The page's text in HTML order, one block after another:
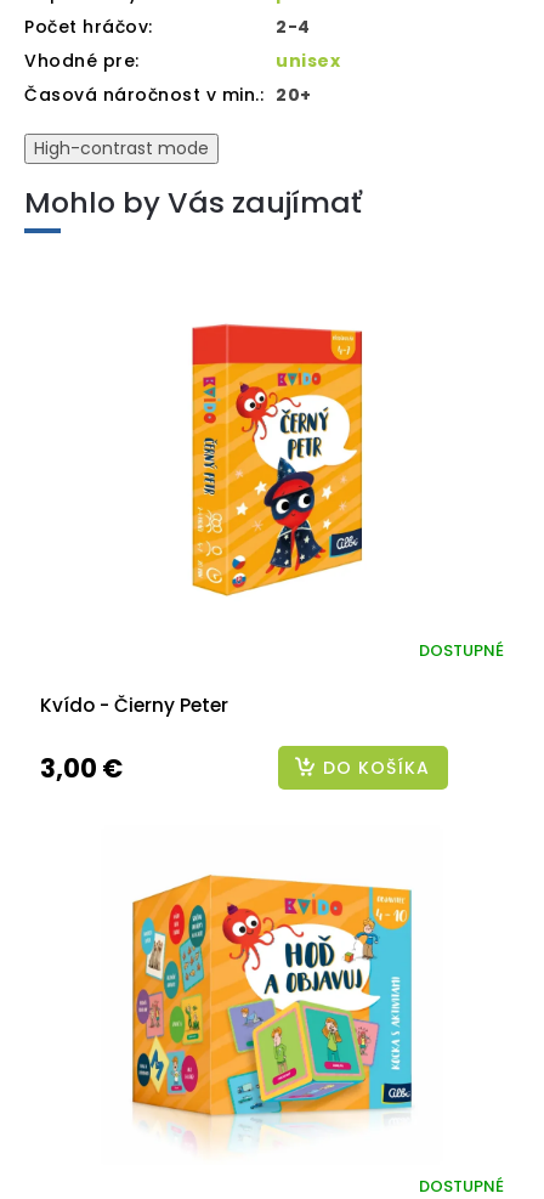
Počet hráčov:
2-4
Vhodné pre:
unisex
Časová náročnost v min.: 20+
High-contrast mode
Mohlo by Vás zaujímať
Kvído - Čierny Peter
DOSTUPNÉ
3,00 € DO KOŠÍKA
DOSTUPNÉ